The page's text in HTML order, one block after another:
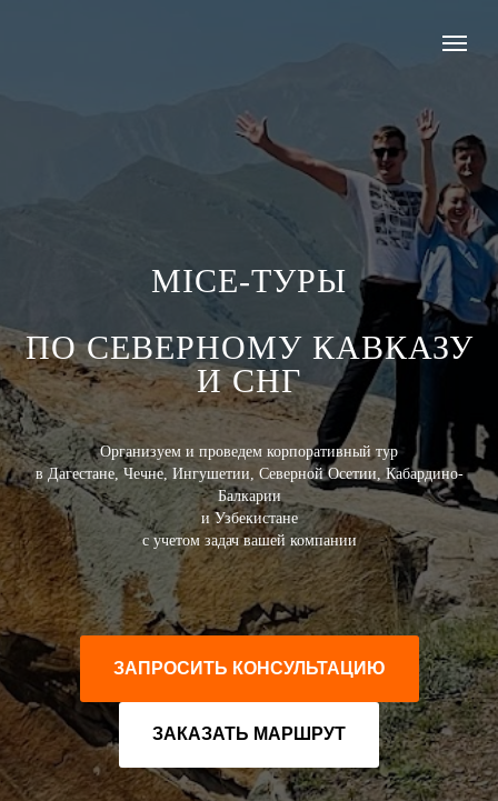
MICE-ТУРЫ
ПО СЕВЕРНОМУ КАВКАЗУ
И СНГ
Организуем и проведем корпоративный тур
в Дагестане, Чечне, Ингушетии, Северной Осетии, Кабардино-
Балкарии
и Узбекистане
с учетом задач вашей компании
ЗАПРОСИТЬ КОНСУЛЬТАЦИЮ
ЗАКАЗАТЬ МАРШРУТ